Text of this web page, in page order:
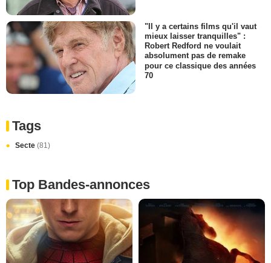
"Il y a certains films qu'il vaut
mieux laisser tranquilles" :
Robert Redford ne voulait
absolument pas de remake
pour ce classique des années
70
Tags
Secte (81)
Top Bandes-annonces